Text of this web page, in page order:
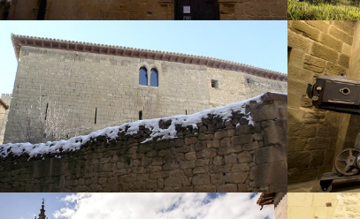
Palacio de Martín
el Humano